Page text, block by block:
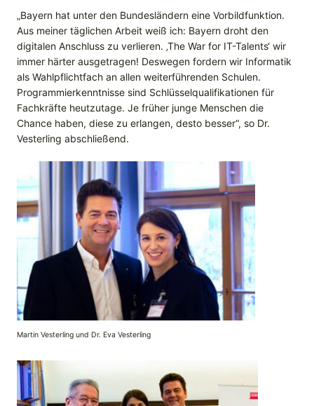
„Bayern hat unter den Bundesländern eine Vorbildfunktion.
Aus meiner täglichen Arbeit weiß ich: Bayern droht den
digitalen Anschluss zu verlieren. ‚The War for IT-Talents‘ wir
immer härter ausgetragen! Deswegen fordern wir Informatik
als Wahlpflichtfach an allen weiterführenden Schulen.
Programmierkenntnisse sind Schlüsselqualifikationen für
Fachkräfte heutzutage. Je früher junge Menschen die
Chance haben, diese zu erlangen, desto besser“, so Dr.
Vesterling abschließend.
Martin Vesterling und Dr. Eva Vesterling